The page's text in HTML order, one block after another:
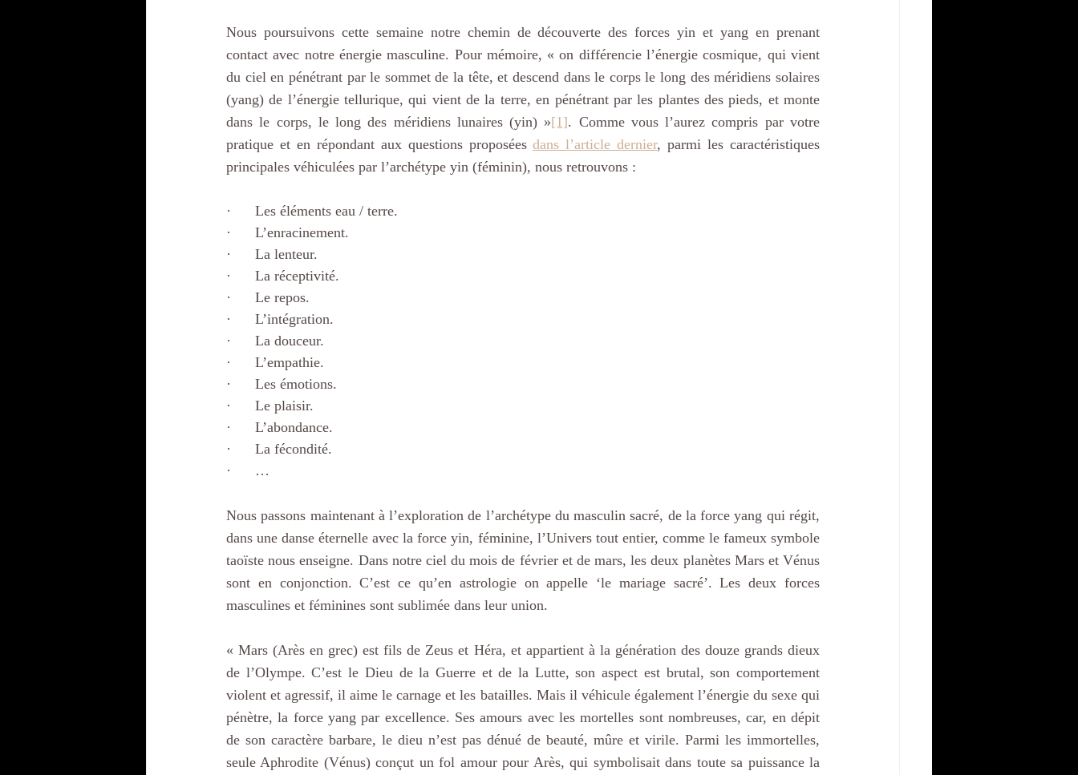
Nous poursuivons cette semaine notre chemin de découverte des forces yin et yang en prenant
contact avec notre énergie masculine. Pour mémoire, « on différencie l’énergie cosmique, qui vient
du ciel en pénétrant par le sommet de la tête, et descend dans le corps le long des méridiens solaires
(yang) de l’énergie tellurique, qui vient de la terre, en pénétrant par les plantes des pieds, et monte
dans le corps, le long des méridiens lunaires (yin) »[1]. Comme vous l’aurez compris par votre
pratique et en répondant aux questions proposées dans l’article dernier, parmi les caractéristiques
principales véhiculées par l’archétype yin (féminin), nous retrouvons :
·      Les éléments eau / terre.
·      L’enracinement.
·      La lenteur.
·      La réceptivité.
·      Le repos.
·      L’intégration.
·      La douceur.
·      L’empathie.
·      Les émotions.
·      Le plaisir.
·      L’abondance.
·      La fécondité.
·      …
Nous passons maintenant à l’exploration de l’archétype du masculin sacré, de la force yang qui régit,
dans une danse éternelle avec la force yin, féminine, l’Univers tout entier, comme le fameux symbole
taoïste nous enseigne. Dans notre ciel du mois de février et de mars, les deux planètes Mars et Vénus
sont en conjonction. C’est ce qu’en astrologie on appelle ‘le mariage sacré’. Les deux forces
masculines et féminines sont sublimée dans leur union.
« Mars (Arès en grec) est fils de Zeus et Héra, et appartient à la génération des douze grands dieux
de l’Olympe. C’est le Dieu de la Guerre et de la Lutte, son aspect est brutal, son comportement
violent et agressif, il aime le carnage et les batailles. Mais il véhicule également l’énergie du sexe qui
pénètre, la force yang par excellence. Ses amours avec les mortelles sont nombreuses, car, en dépit
de son caractère barbare, le dieu n’est pas dénué de beauté, mûre et virile. Parmi les immortelles,
seule Aphrodite (Vénus) conçut un fol amour pour Arès, qui symbolisait dans toute sa puissance la